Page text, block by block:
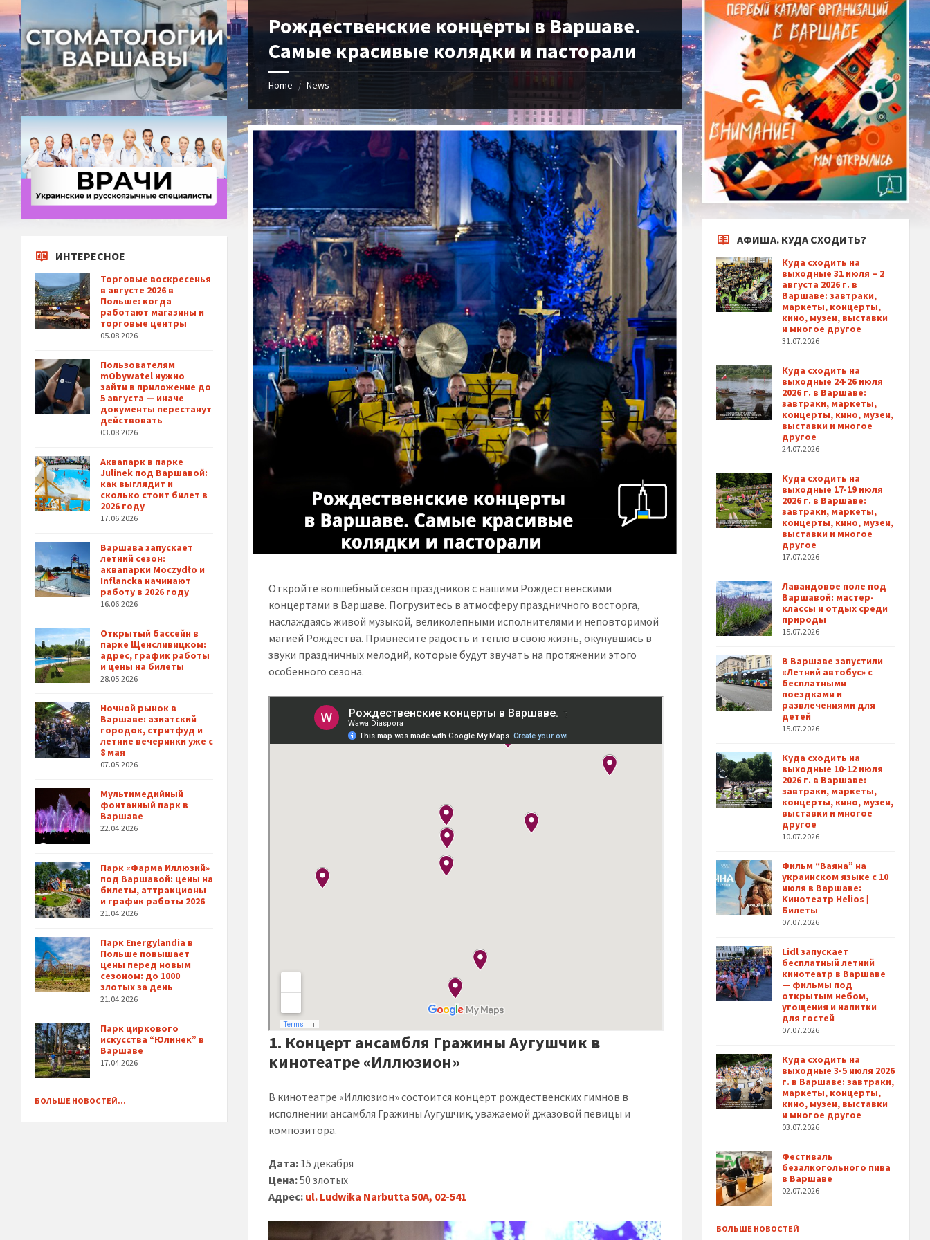
Рождественские концерты в Варшаве.
Самые красивые колядки и пасторали
Home / News
Откройте волшебный сезон праздников с нашими Рождественскими
концертами в Варшаве. Погрузитесь в атмосферу праздничного восторга,
наслаждаясь живой музыкой, великолепными исполнителями и неповторимой
магией Рождества. Привнесите радость и тепло в свою жизнь, окунувшись в
звуки праздничных мелодий, которые будут звучать на протяжении этого
особенного сезона.
1. Концерт ансамбля Гражины Аугушчик в
кинотеатре «Иллюзион»
В кинотеатре «Иллюзион» состоится концерт рождественских гимнов в
исполнении ансамбля Гражины Аугушчик, уважаемой джазовой певицы и
композитора.
Дата: 15 декабря
Цена:50 злотых
Адрес: ul. Ludwika Narbutta 50A, 02-541
ИНТЕРЕСНОЕ
Торговые воскресенья
в августе 2026 в
Польше: когда
работают магазины и
торговые центры
05.08.2026
Пользователям
mObywatel нужно
зайти в приложение до
5 августа — иначе
документы перестанут
действовать
03.08.2026
Аквапарк в парке
Julinek под Варшавой:
как выглядит и
сколько стоит билет в
2026 году
17.06.2026
Варшава запускает
летний сезон:
аквапарки Moczydło и
Inflancka начинают
работу в 2026 году
16.06.2026
Открытый бассейн в
парке Щенсливицком:
адрес, график работы
и цены на билеты
28.05.2026
Ночной рынок в
Варшаве: азиатский
городок, стритфуд и
летние вечеринки уже с
8 мая
07.05.2026
Мультимедийный
фонтанный парк в
Варшаве
22.04.2026
Парк «Фарма Иллюзий»
под Варшавой: цены на
билеты, аттракционы
и график работы 2026
21.04.2026
Парк Energylandia в
Польше повышает
цены перед новым
сезоном: до 1000
злотых за день
21.04.2026
Парк циркового
искусства “Юлинек” в
Варшаве
17.04.2026
БОЛЬШЕ НОВОСТЕЙ...
АФИША. КУДА СХОДИТЬ?
Куда сходить на
выходные 31 июля – 2
августа 2026 г. в
Варшаве: завтраки,
маркеты, концерты,
кино, музеи, выставки
и многое другое
31.07.2026
Куда сходить на
выходные 24-26 июля
2026 г. в Варшаве:
завтраки, маркеты,
концерты, кино, музеи,
выставки и многое
другое
24.07.2026
Куда сходить на
выходные 17-19 июля
2026 г. в Варшаве:
завтраки, маркеты,
концерты, кино, музеи,
выставки и многое
другое
17.07.2026
Лавандовое поле под
Варшавой: мастер-
классы и отдых среди
природы
15.07.2026
В Варшаве запустили
«Летний автобус» с
бесплатными
поездками и
развлечениями для
детей
15.07.2026
Куда сходить на
выходные 10-12 июля
2026 г. в Варшаве:
завтраки, маркеты,
концерты, кино, музеи,
выставки и многое
другое
10.07.2026
Фильм “Ваяна” на
украинском языке с 10
июля в Варшаве:
Кинотеатр Helios |
Билеты
07.07.2026
Lidl запускает
бесплатный летний
кинотеатр в Варшаве
— фильмы под
открытым небом,
угощения и напитки
для гостей
07.07.2026
Куда сходить на
выходные 3-5 июля 2026
г. в Варшаве: завтраки,
маркеты, концерты,
кино, музеи, выставки
и многое другое
03.07.2026
Фестиваль
безалкогольного пива
в Варшаве
02.07.2026
БОЛЬШЕ НОВОСТЕЙ